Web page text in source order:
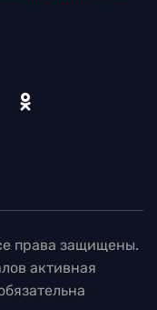
права защищены.
активная